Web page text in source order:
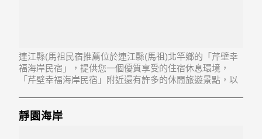
連江縣(馬祖民宿推薦位於連江縣(馬祖)北竿鄉的「芹壁幸
福海岸民宿」，提供您一個優質享受的住宿休息環境，
「芹壁幸福海岸民宿」附近還有許多的休閒旅遊景點，以
靜園海岸